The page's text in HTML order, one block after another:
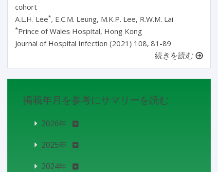
cohort
A.L.H. Lee*, E.C.M. Leung, M.K.P. Lee, R.W.M. Lai
*Prince of Wales Hospital, Hong Kong
Journal of Hospital Infection (2021) 108, 81-89
続きを読む
掲載年月を参考にサマリーを読む
2026年
2025年
2024年